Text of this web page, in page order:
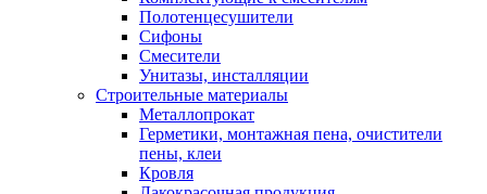
Полотенцесушители
Сифоны
Смесители
Унитазы, инсталляции
Строительные материалы
Металлопрокат
Герметики, монтажная пена, очистители
пены, клеи
Кровля